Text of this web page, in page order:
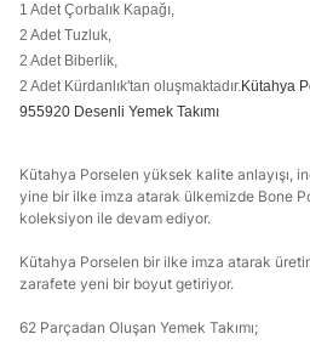
1 Adet Çorbalık Kapağı,
2 Adet Tuzluk,
2 Adet Biberlik,
2 Adet Kürdanlık'tan oluşmaktadır.Kütahya
955920 Desenli Yemek Takımı
Kütahya Porselen yüksek kalite anlayışı,
yine bir ilke imza atarak ülkemizde Bone
koleksiyon ile devam ediyor.
Kütahya Porselen bir ilke imza atarak
zarafete yeni bir boyut getiriyor.
62 Parçadan Oluşan Yemek Takımı;